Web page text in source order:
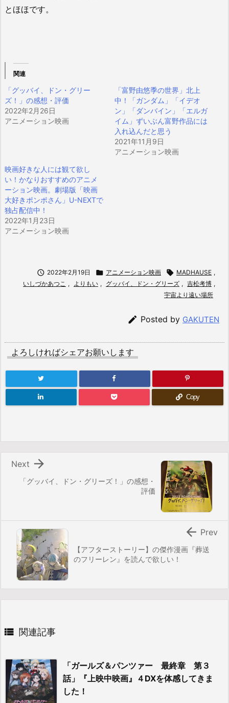
とほほです。
関連
「グッバイ、ドン・グリー
ズ！」の感想・評価
2022年2月26日
アニメーション映画
「富野由悠季の世界」北上
中！「ガンダム」「イデオ
ン」「ダンバイン」「エルガ
イム」ずいぶん富野作品には
入れ込んだと思う
2021年11月9日
アニメーション映画
映画好きな人には観て欲し
い！かなりおすすめのアニメ
ーション映画。劇場版「映画
大好きポンポさん」U-NEXTで
独占配信中！
2022年1月23日
アニメーション映画
 2022年2月19日  アニメーション映画  MADHAUSE ,
いしづかあつこ , よりもい , グッバイ、ドン・グリーズ , 吉松考博 ,
宇宙より遠い場所
 Posted by GAKUTEN
よろしければシェアお願いします
Copy
「グッバイ、ドン・グリーズ！」の感想・
評価

Next
【アフターストーリー】の傑作漫画『葬送
のフリーレン』を読んで欲しい！
 Prev
 関連記事
「ガールズ＆パンツァー 最終章 第３
話」『上映中映画』４DXを体感してきま
した！